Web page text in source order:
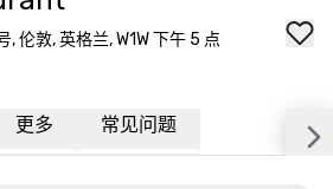
伦敦, 英格兰, W1W 下午 5 点
更多 常见问题